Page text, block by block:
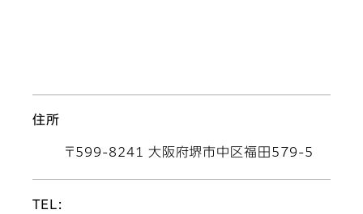
住所
〒599-8241 大阪府堺市中区福田579-5
TEL: